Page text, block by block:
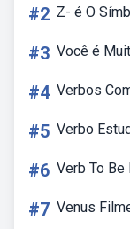
#2 Z- é O
#3 Você é
#4 Verbos
#5 Verbo
#6 Verb To
#7 Venus